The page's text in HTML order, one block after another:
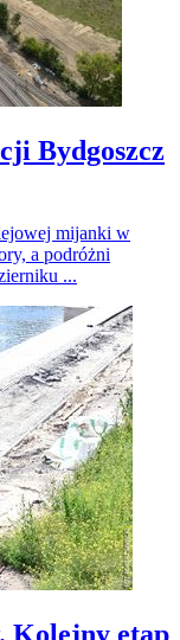
Bydgoszcz
mijanki w
a podróżni
...